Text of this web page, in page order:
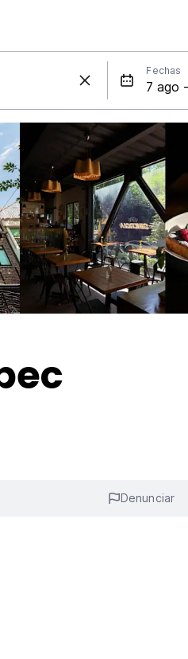
Fechas
Denunciar